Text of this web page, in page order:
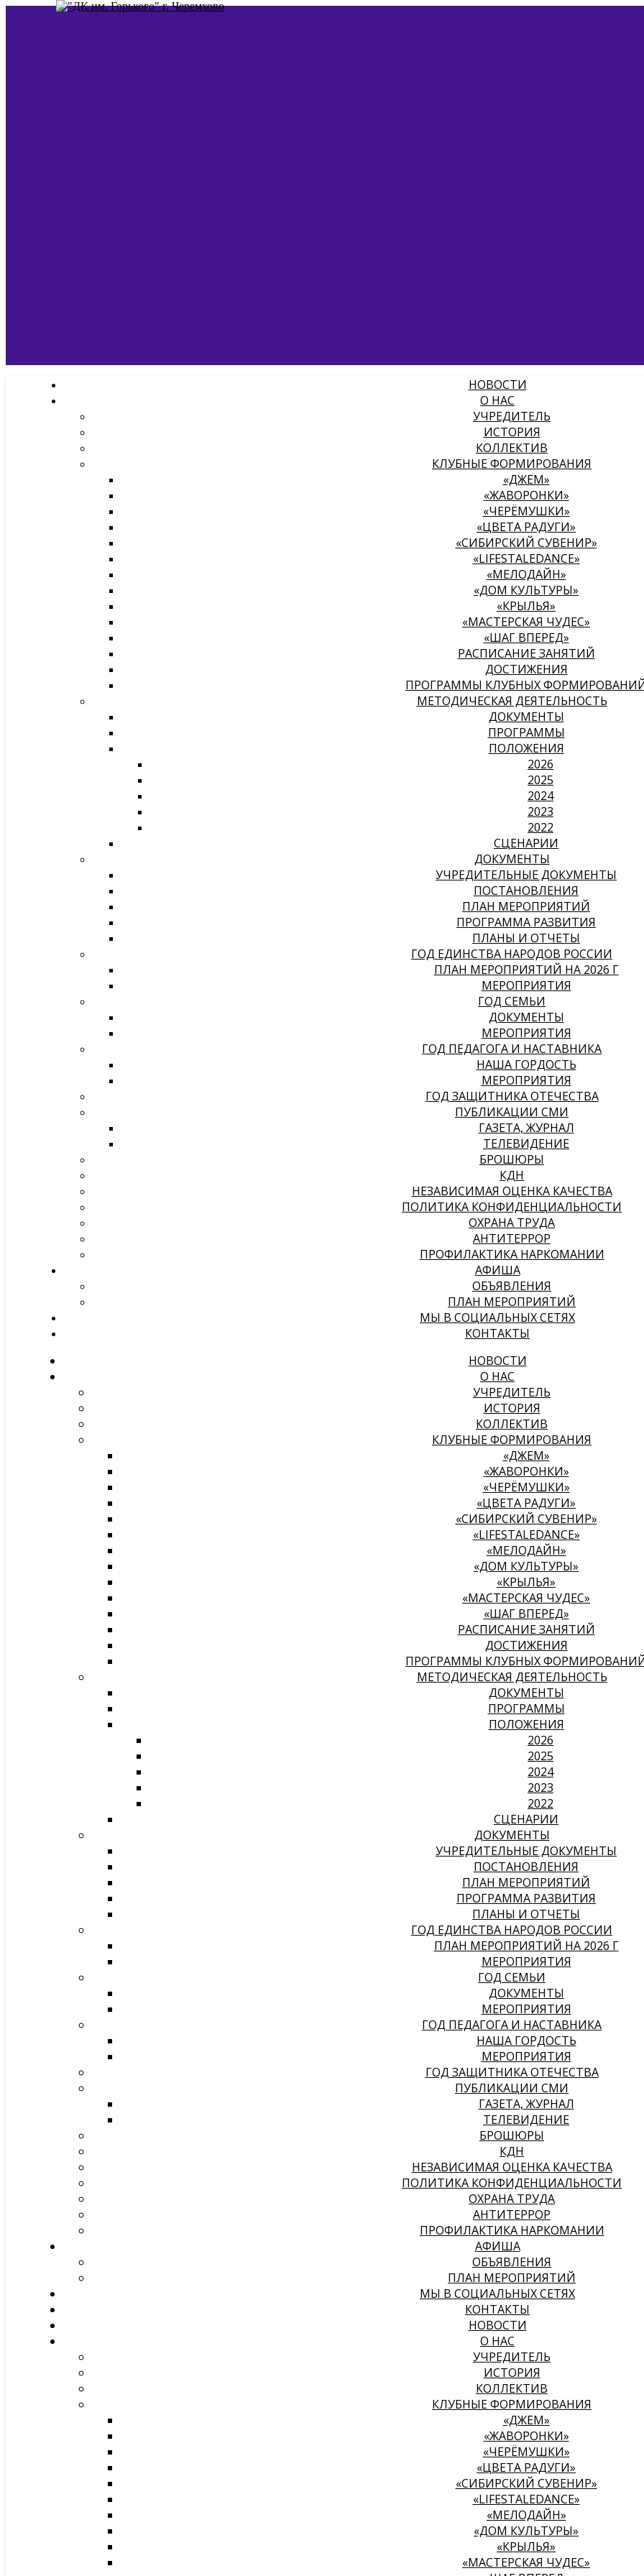
НОВОСТИ
О НАС
УЧРЕДИТЕЛЬ
ИСТОРИЯ
КОЛЛЕКТИВ
КЛУБНЫЕ ФОРМИРОВАНИЯ
«ДЖЕМ»
«ЖАВОРОНКИ»
«ЧЕРЁМУШКИ»
«ЦВЕТА РАДУГИ»
«СИБИРСКИЙ СУВЕНИР»
«LIFESTALEDANCE»
«МЕЛОДАЙН»
«ДОМ КУЛЬТУРЫ»
«КРЫЛЬЯ»
«МАСТЕРСКАЯ ЧУДЕС»
«ШАГ ВПЕРЕД»
РАСПИСАНИЕ ЗАНЯТИЙ
ДОСТИЖЕНИЯ
ПРОГРАММЫ КЛУБНЫХ
МЕТОДИЧЕСКАЯ ДЕЯТЕЛЬНОСТЬ
ДОКУМЕНТЫ
ПРОГРАММЫ
ПОЛОЖЕНИЯ
2026
2025
2024
2023
2022
СЦЕНАРИИ
ДОКУМЕНТЫ
УЧРЕДИТЕЛЬНЫЕ ДОКУМЕНТЫ
ПОСТАНОВЛЕНИЯ
ПЛАН МЕРОПРИЯТИЙ
ПРОГРАММА РАЗВИТИЯ
ПЛАНЫ И ОТЧЕТЫ
ГОД ЕДИНСТВА НАРОДОВ РОССИИ
ПЛАН МЕРОПРИЯТИЙ НА 2026 Г
МЕРОПРИЯТИЯ
ГОД СЕМЬИ
ДОКУМЕНТЫ
МЕРОПРИЯТИЯ
ГОД ПЕДАГОГА И НАСТАВНИКА
НАША ГОРДОСТЬ
МЕРОПРИЯТИЯ
ГОД ЗАЩИТНИКА ОТЕЧЕСТВА
ПУБЛИКАЦИИ СМИ
ГАЗЕТА, ЖУРНАЛ
ТЕЛЕВИДЕНИЕ
БРОШЮРЫ
КДН
НЕЗАВИСИМАЯ ОЦЕНКА КАЧЕСТВА
ПОЛИТИКА КОНФИДЕНЦИАЛЬНОСТИ
ОХРАНА ТРУДА
АНТИТЕРРОР
ПРОФИЛАКТИКА НАРКОМАНИИ
АФИША
ОБЪЯВЛЕНИЯ
ПЛАН МЕРОПРИЯТИЙ
МЫ В СОЦИАЛЬНЫХ СЕТЯХ
КОНТАКТЫ
НОВОСТИ
О НАС
УЧРЕДИТЕЛЬ
ИСТОРИЯ
КОЛЛЕКТИВ
КЛУБНЫЕ ФОРМИРОВАНИЯ
«ДЖЕМ»
«ЖАВОРОНКИ»
«ЧЕРЁМУШКИ»
«ЦВЕТА РАДУГИ»
«СИБИРСКИЙ СУВЕНИР»
«LIFESTALEDANCE»
«МЕЛОДАЙН»
«ДОМ КУЛЬТУРЫ»
«КРЫЛЬЯ»
«МАСТЕРСКАЯ ЧУДЕС»
«ШАГ ВПЕРЕД»
РАСПИСАНИЕ ЗАНЯТИЙ
ДОСТИЖЕНИЯ
ПРОГРАММЫ КЛУБНЫХ
МЕТОДИЧЕСКАЯ ДЕЯТЕЛЬНОСТЬ
ДОКУМЕНТЫ
ПРОГРАММЫ
ПОЛОЖЕНИЯ
2026
2025
2024
2023
2022
СЦЕНАРИИ
ДОКУМЕНТЫ
УЧРЕДИТЕЛЬНЫЕ ДОКУМЕНТЫ
ПОСТАНОВЛЕНИЯ
ПЛАН МЕРОПРИЯТИЙ
ПРОГРАММА РАЗВИТИЯ
ПЛАНЫ И ОТЧЕТЫ
ГОД ЕДИНСТВА НАРОДОВ РОССИИ
ПЛАН МЕРОПРИЯТИЙ НА 2026 Г
МЕРОПРИЯТИЯ
ГОД СЕМЬИ
ДОКУМЕНТЫ
МЕРОПРИЯТИЯ
ГОД ПЕДАГОГА И НАСТАВНИКА
НАША ГОРДОСТЬ
МЕРОПРИЯТИЯ
ГОД ЗАЩИТНИКА ОТЕЧЕСТВА
ПУБЛИКАЦИИ СМИ
ГАЗЕТА, ЖУРНАЛ
ТЕЛЕВИДЕНИЕ
БРОШЮРЫ
КДН
НЕЗАВИСИМАЯ ОЦЕНКА КАЧЕСТВА
ПОЛИТИКА КОНФИДЕНЦИАЛЬНОСТИ
ОХРАНА ТРУДА
АНТИТЕРРОР
ПРОФИЛАКТИКА НАРКОМАНИИ
АФИША
ОБЪЯВЛЕНИЯ
ПЛАН МЕРОПРИЯТИЙ
МЫ В СОЦИАЛЬНЫХ СЕТЯХ
КОНТАКТЫ
НОВОСТИ
О НАС
УЧРЕДИТЕЛЬ
ИСТОРИЯ
КОЛЛЕКТИВ
КЛУБНЫЕ ФОРМИРОВАНИЯ
«ДЖЕМ»
«ЖАВОРОНКИ»
«ЧЕРЁМУШКИ»
«ЦВЕТА РАДУГИ»
«СИБИРСКИЙ СУВЕНИР»
«LIFESTALEDANCE»
«МЕЛОДАЙН»
«ДОМ КУЛЬТУРЫ»
«КРЫЛЬЯ»
«МАСТЕРСКАЯ ЧУДЕС»